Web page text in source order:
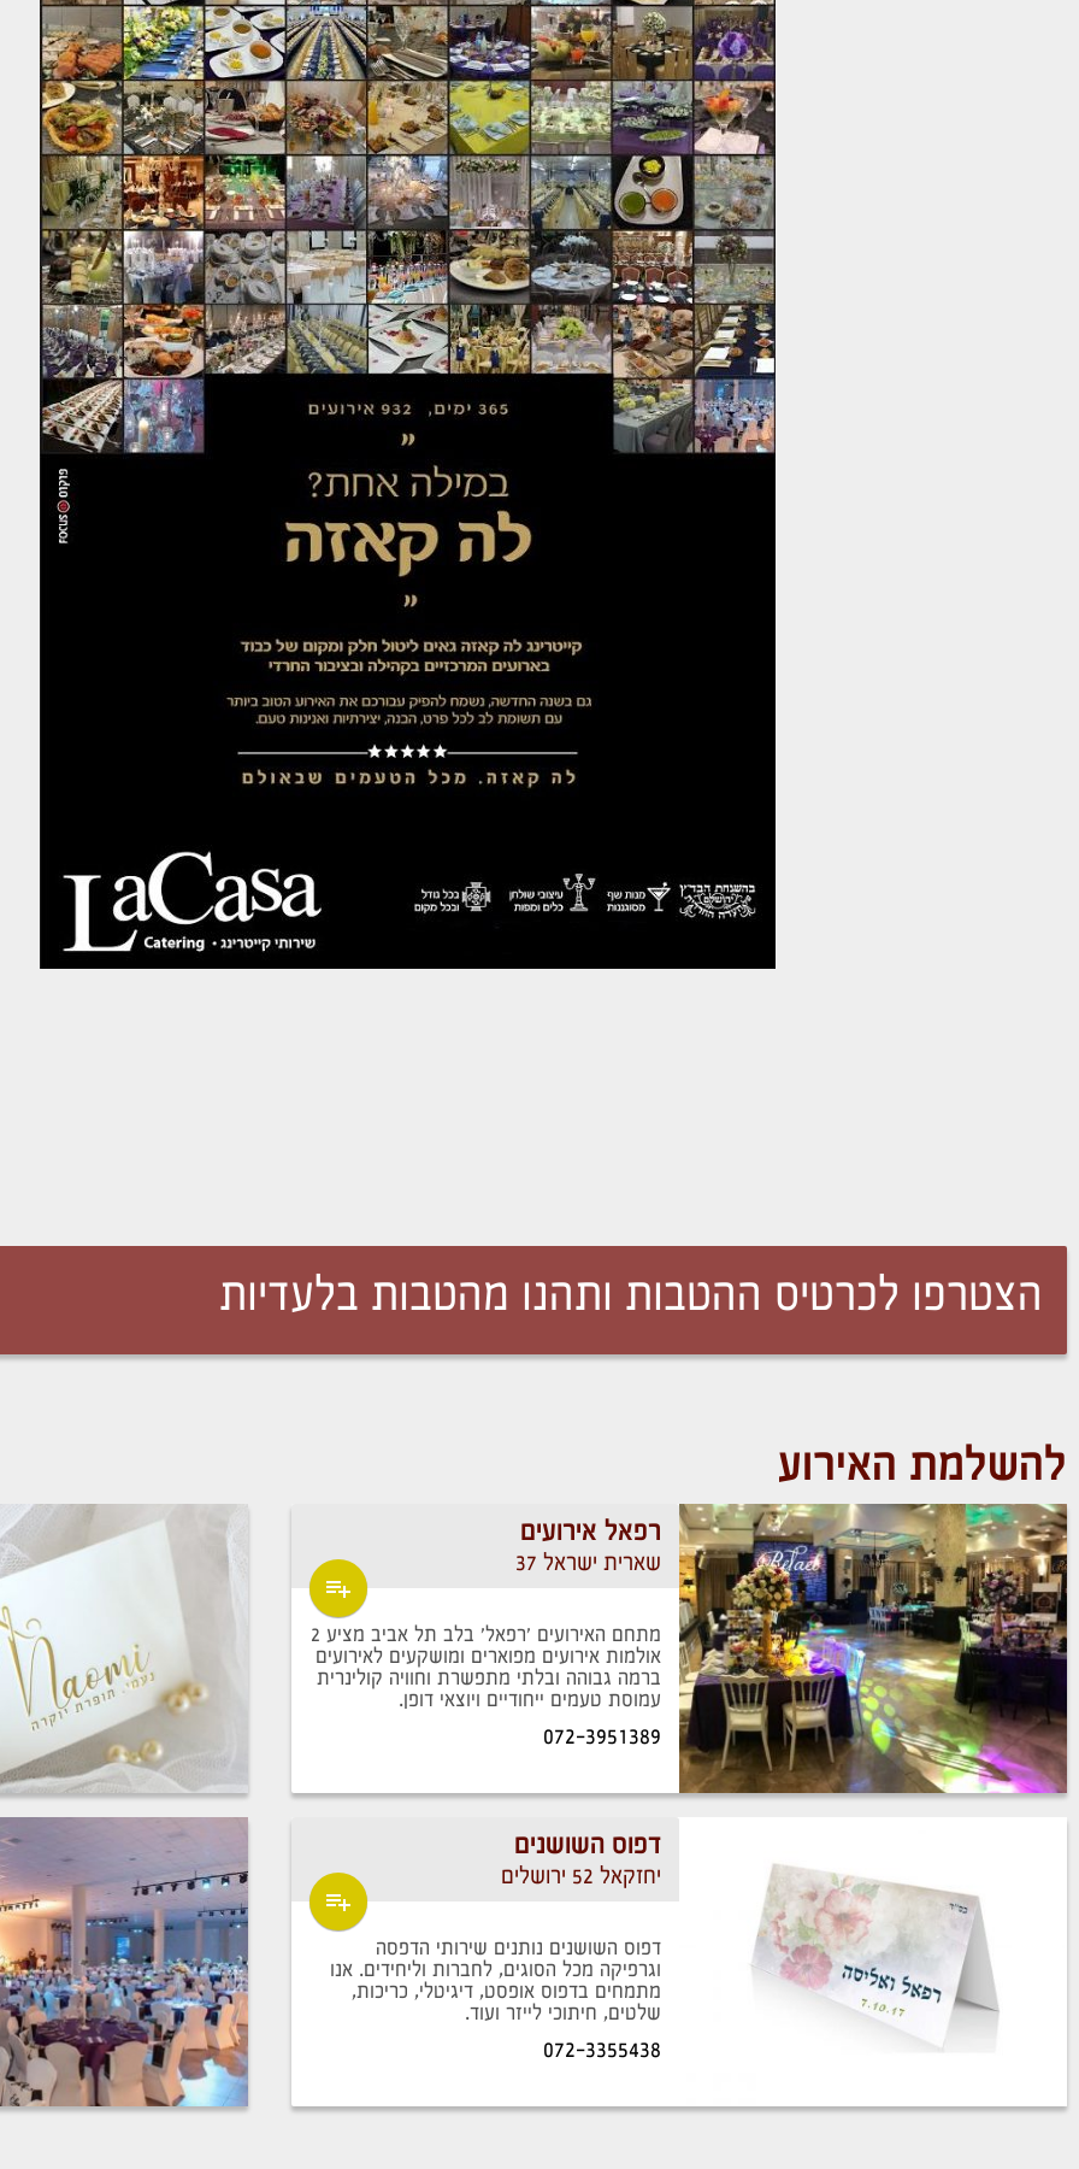
הצטרפו לכרטיס ההטבות ותהנו מהטבות בלעדיות
להשלמת האירוע
רפאל אירועים
שארית ישראל 37‏
מתחם האירועים 'רפאל' בלב תל אביב מציע 2
אולמות אירועים מפוארים ומושקעים לאירועים
ברמה גבוהה ובלתי מתפשרת וחוויה קולינרית
עמוסת טעמים ייחודיים ויוצאי דופן.
072-3951389
דפוס השושנים
יחזקאל 52 ירושלים
דפוס השושנים נותנים שירותי הדפסה
וגרפיקה מכל הסוגים, לחברות וליחידים. אנו
מתמחים בדפוס אופסט, דיגיטלי, כריכות,
שלטים, חיתוכי לייזר ועוד.
072-3355438